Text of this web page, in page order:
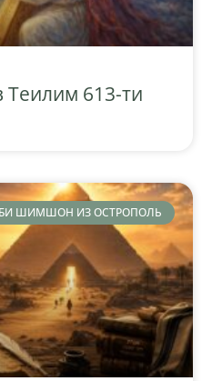
Теилим 613-ти
ШИМШОН ИЗ ОСТРОПОЛЬ